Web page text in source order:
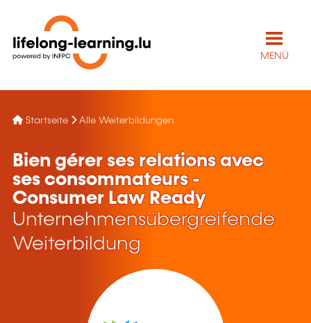
MENÜ
Startseite Alle Weiterbildungen
Bien gérer ses relations avec
ses consommateurs -
Consumer Law Ready
Unternehmensübergreifende
Weiterbildung